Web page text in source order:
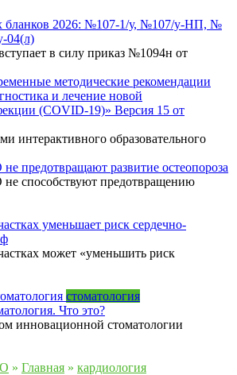
бланков 2026: №107-1/у, №107/у-НП, №
04(л)
в силу приказ №1094н от
методические рекомендации
и лечение новой
(COVID-19)» Версия 15 от
интерактивного образовательного
предотвращают развитие остеопороза
способствуют предотвращению
уменьшает риск сердечно-
может «уменьшить риск
стоматология
Что это?
инновационной стоматологии
» Главная » кардиология